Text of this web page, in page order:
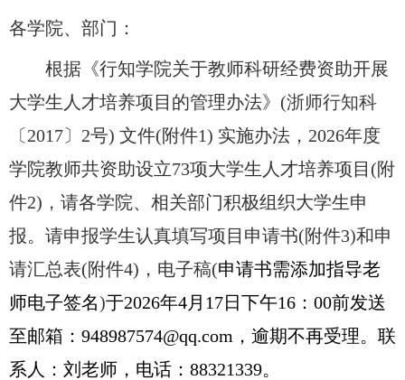
各学院、部门：
根据《行知学院关于教师科研经费资助开展
大学生人才培养项目的管理办法》 (浙师行知科
〔2017〕 2号) 文件(附件1) 实施办法， 2026年度
学院教师共资助设立73项大学生人才培养项目 (附
件2) ，请各学院、相关部门积极组织大学生申
报。请申报学生认真填写项目申请书(附件3)和申
请汇总表(附件4) ，电子稿(申请书需添加指导老
师电子签名)于2026年4月 17日下午16 ： 00前发送
至邮箱： 948987574@qq.com ，逾期不再受理。联
系人：刘老师，电话： 88321339。